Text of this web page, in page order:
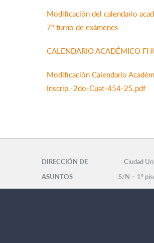
Modificación del calendario
7° turno de exámenes
CALENDARIO ACADÉMICO
Modificación Calendario
Inscrip.-2do-Cuat-454-25.pdf
DIRECCIÓN DE
ASUNTOS
Ciudad
S/N – 1º